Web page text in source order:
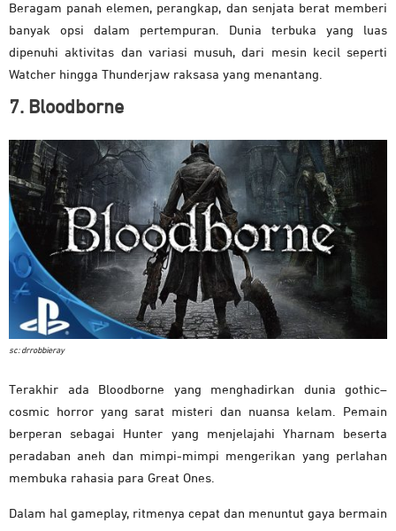
Beragam panah elemen, perangkap, dan senjata berat memberi
banyak opsi dalam pertempuran. Dunia terbuka yang luas
dipenuhi aktivitas dan variasi musuh, dari mesin kecil seperti
Watcher hingga Thunderjaw raksasa yang menantang.
7. Bloodborne
sc: drrobbieray
Terakhir ada Bloodborne yang menghadirkan dunia gothic–
cosmic horror yang sarat misteri dan nuansa kelam. Pemain
berperan sebagai Hunter yang menjelajahi Yharnam beserta
peradaban aneh dan mimpi-mimpi mengerikan yang perlahan
membuka rahasia para Great Ones.
Dalam hal gameplay, ritmenya cepat dan menuntut gaya bermain